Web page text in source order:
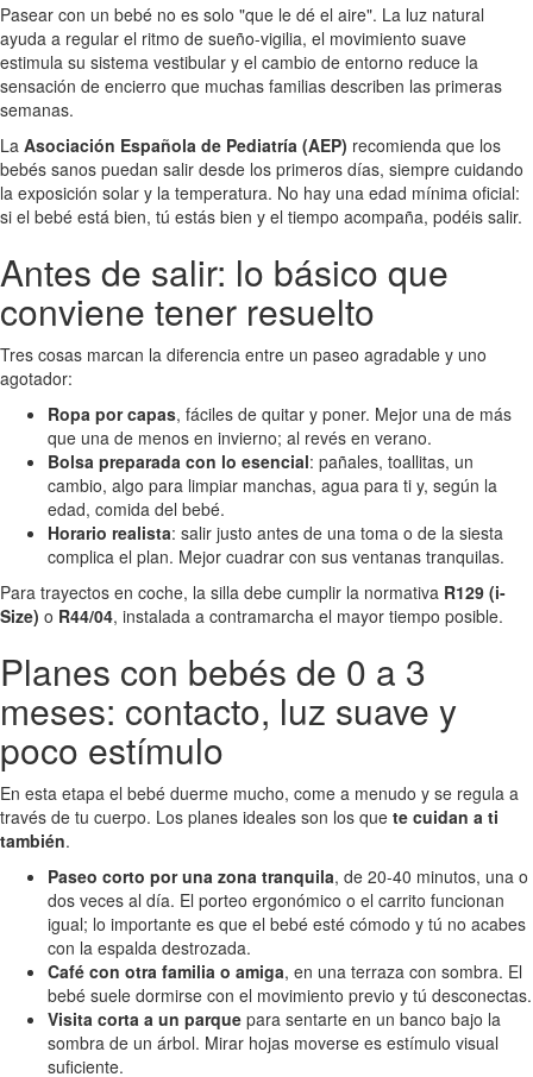
Pasear con un bebé no es solo "que le dé el aire". La luz natural
ayuda a regular el ritmo de sueño-vigilia, el movimiento suave
estimula su sistema vestibular y el cambio de entorno reduce la
sensación de encierro que muchas familias describen las primeras
semanas.
La Asociación Española de Pediatría (AEP) recomienda que los
bebés sanos puedan salir desde los primeros días, siempre cuidando
la exposición solar y la temperatura. No hay una edad mínima oficial:
si el bebé está bien, tú estás bien y el tiempo acompaña, podéis salir.
Antes de salir: lo básico que
conviene tener resuelto
Tres cosas marcan la diferencia entre un paseo agradable y uno
agotador:
Ropa por capas, fáciles de quitar y poner. Mejor una de más
que una de menos en invierno; al revés en verano.
Bolsa preparada con lo esencial: pañales, toallitas, un
cambio, algo para limpiar manchas, agua para ti y, según la
edad, comida del bebé.
Horario realista: salir justo antes de una toma o de la siesta
complica el plan. Mejor cuadrar con sus ventanas tranquilas.
Para trayectos en coche, la silla debe cumplir la normativa R129 (i-
Size) o R44/04, instalada a contramarcha el mayor tiempo posible.
Planes con bebés de 0 a 3
meses: contacto, luz suave y
poco estímulo
En esta etapa el bebé duerme mucho, come a menudo y se regula a
través de tu cuerpo. Los planes ideales son los que te cuidan a ti
también.
Paseo corto por una zona tranquila, de 20-40 minutos, una o
dos veces al día. El porteo ergonómico o el carrito funcionan
igual; lo importante es que el bebé esté cómodo y tú no acabes
con la espalda destrozada.
Café con otra familia o amiga, en una terraza con sombra. El
bebé suele dormirse con el movimiento previo y tú desconectas.
Visita corta a un parque para sentarte en un banco bajo la
sombra de un árbol. Mirar hojas moverse es estímulo visual
suficiente.